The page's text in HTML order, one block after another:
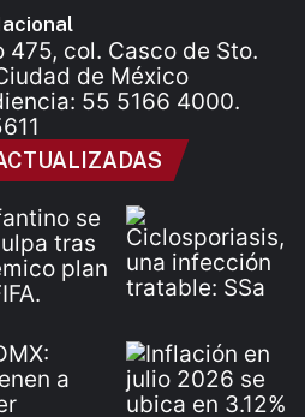
col. Casco de Sto.
de México
55 5166 4000.